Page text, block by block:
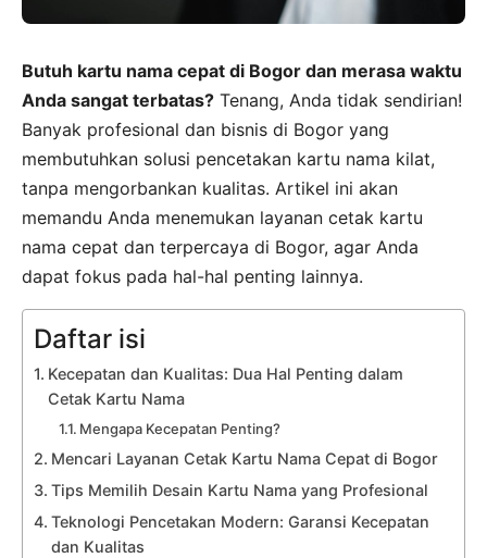
Butuh kartu nama cepat di Bogor dan merasa waktu
Anda sangat terbatas? Tenang, Anda tidak sendirian!
Banyak profesional dan bisnis di Bogor yang
membutuhkan solusi pencetakan kartu nama kilat,
tanpa mengorbankan kualitas. Artikel ini akan
memandu Anda menemukan layanan cetak kartu
nama cepat dan terpercaya di Bogor, agar Anda
dapat fokus pada hal-hal penting lainnya.
Daftar isi
Kecepatan dan Kualitas: Dua Hal Penting dalam
Cetak Kartu Nama
Mengapa Kecepatan Penting?
Mencari Layanan Cetak Kartu Nama Cepat di Bogor
Tips Memilih Desain Kartu Nama yang Profesional
Teknologi Pencetakan Modern: Garansi Kecepatan
dan Kualitas